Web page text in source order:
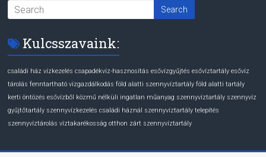
Kulcsszavaink:
családi ház vízkezelés csapadékvíz-hasznosítás esővízgyűjtés esővíztartály esővíz
tárolás fenntartható vízgazdálkodás föld alatti szennyvíztartály föld alatti tartály
kerti öntözés esővízből közmű nélküli ingatlan műanyag szennyvíztartály szennyvíz
gyűjtőtartály szennyvízkezelés családi háznál szennyvíztartály telepítés
szennyvíztárolás víztakarékosság otthon zárt szennyvíztartály